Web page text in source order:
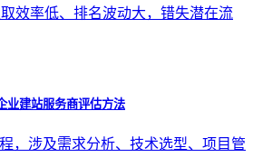
效率低、排名波动大，错失潜在流
业建站服务商评估方法
，涉及需求分析、技术选型、项目管